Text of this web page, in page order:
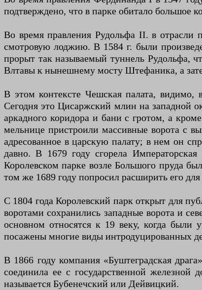
подтверждено, что в парке обитало большое
Во время правления Рудольфа II. в отрасли
смотровую лоджию. В 1584 г. были
прорыт так называемый туннель Рудольфа,
Влтавы к нынешнему мосту Штефаника, а
В этом контексте Чешская палата,
Сегодня это Цисаржский млин на западной
аркадного коридора и бани с гротом, а
мельнице пристроили массивные ворота с
адресованное в царскую палату; в нем он
давно. В 1679 году сгорела
Королевском парке возле Большого пруда
том же 1689 году попросил расширить его
С 1804 года Королевский парк открыт для
воротами сохранились западные ворота и
основном относятся к 19 веку, когда
посажены многие виды интродуцированных
В 1866 году компания «Буштеградская
соединила ее с государственной
называется Бубенечский или Дейвицкий.